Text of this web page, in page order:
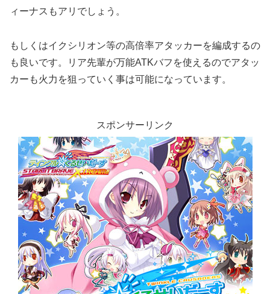
ィーナスもアリでしょう。
もしくはイクシリオン等の高倍率アタッカーを編成するの
も良いです。リア先輩が万能ATKバフを使えるのでアタッ
カーも火力を狙っていく事は可能になっています。
スポンサーリンク